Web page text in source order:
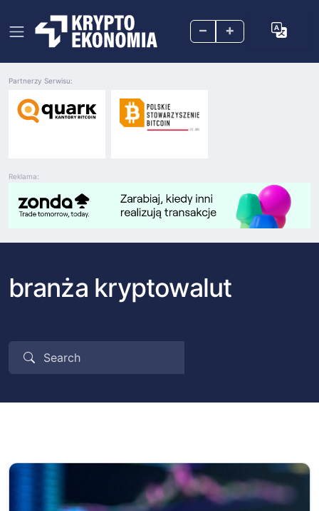
– +
Reklama:
Partnerzy Serwisu:
branża kryptowalut